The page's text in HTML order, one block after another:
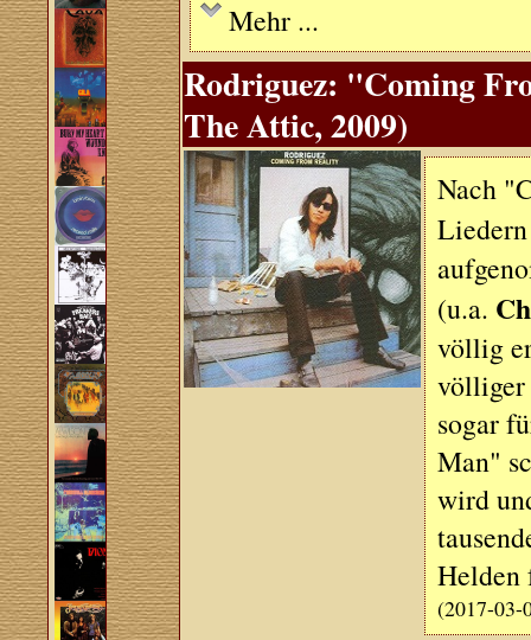
Mehr ...
Rodriguez: "Coming
The Attic, 2009)
Nach
(u.a.
völlig
völliger
sogar
Man"
wird
Helden
(2017-03-